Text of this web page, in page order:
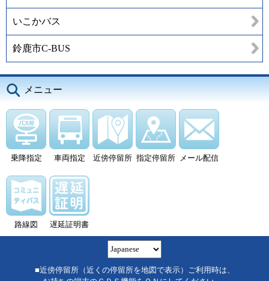
いこかバス
鈴鹿市C-BUS
メニュー
乗降指定 車両指定 近傍停留所 指定停留所 メール配信
路線図 遅延証明書
■近傍停留所（近くの停留所を地図で表示）ご利用時は、